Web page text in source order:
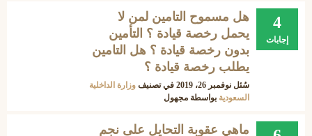
4
إجابات
هل مسموح التامين لمن لا
يحمل رخصة قيادة ؟ التأمين
بدون رخصة قيادة ؟ هل التامين
يطلب رخصة قيادة ؟
سُئل نوفمبر 26، 2019 في تصنيف وزارة الداخلية
السعودية بواسطة مجهول
ماهي عقوبة التحايل على نجم